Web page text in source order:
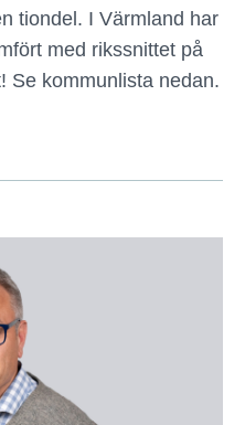
tiondel. I Värmland har
med rikssnittet på
Se kommunlista nedan.